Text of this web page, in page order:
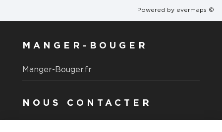
Powered by evermaps ©
MANGER-BOUGER
Manger-Bouger.fr
NOUS CONTACTER